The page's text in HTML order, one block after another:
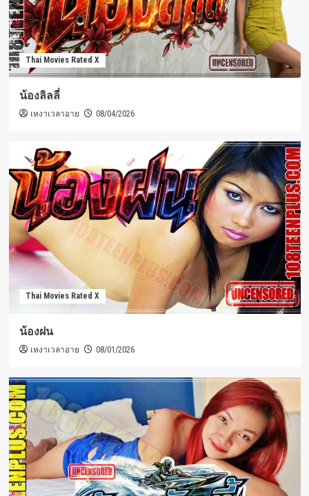
Thai Movies Rated X
น้องลิลลี่
เหงาเวลาอาย 08/04/2026
Thai Movies Rated X
น้องฝน
เหงาเวลาอาย 08/01/2026